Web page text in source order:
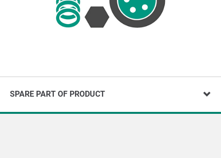
SPARE PART OF PRODUCT